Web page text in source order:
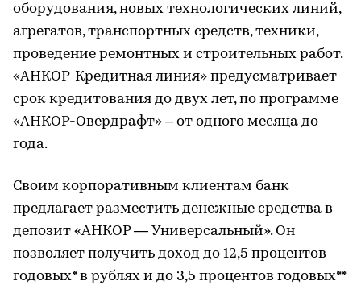
оборудования, новых технологических линий,
агрегатов, транспортных средств, техники,
проведение ремонтных и строительных работ.
«АНКОР-Кредитная линия» предусматривает
срок кредитования до двух лет, по программе
«АНКОР-Овердрафт» – от одного месяца до
года.
Своим корпоративным клиентам банк
предлагает разместить денежные средства в
депозит «АНКОР — Универсальный». Он
позволяет получить доход до 12,5 процентов
годовых* в рублях и до 3,5 процентов годовых**